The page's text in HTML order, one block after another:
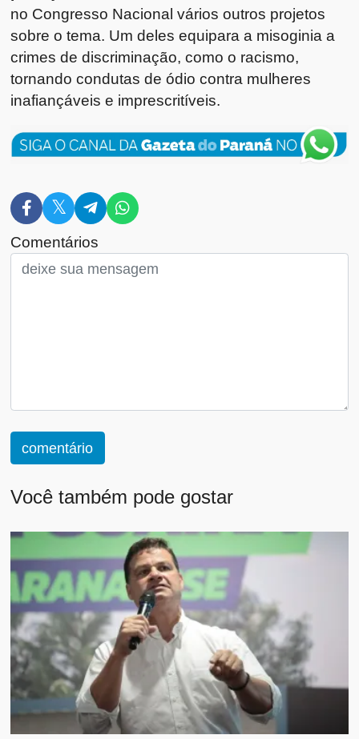
no Congresso Nacional vários outros projetos
sobre o tema. Um deles equipara a misoginia a
crimes de discriminação, como o racismo,
tornando condutas de ódio contra mulheres
inafiançáveis e imprescritíveis.
Comentários
comentário
Você também pode gostar